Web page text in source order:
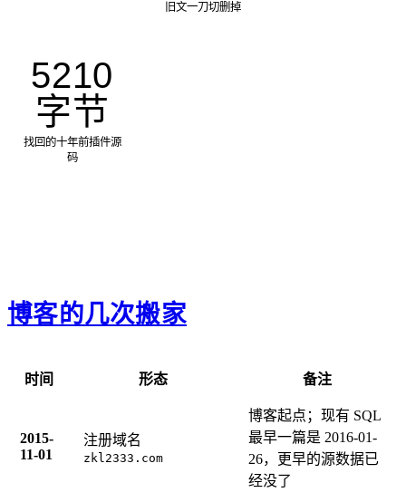
旧文一刀切删掉
5210
字节
找回的十年前插件源
码
博客的几次搬家
时间 形态 备注
2015-
11-01
注册域名
zkl2333.com
博客起点；现有 SQL
最早一篇是 2016-01-
26，更早的源数据已
经没了